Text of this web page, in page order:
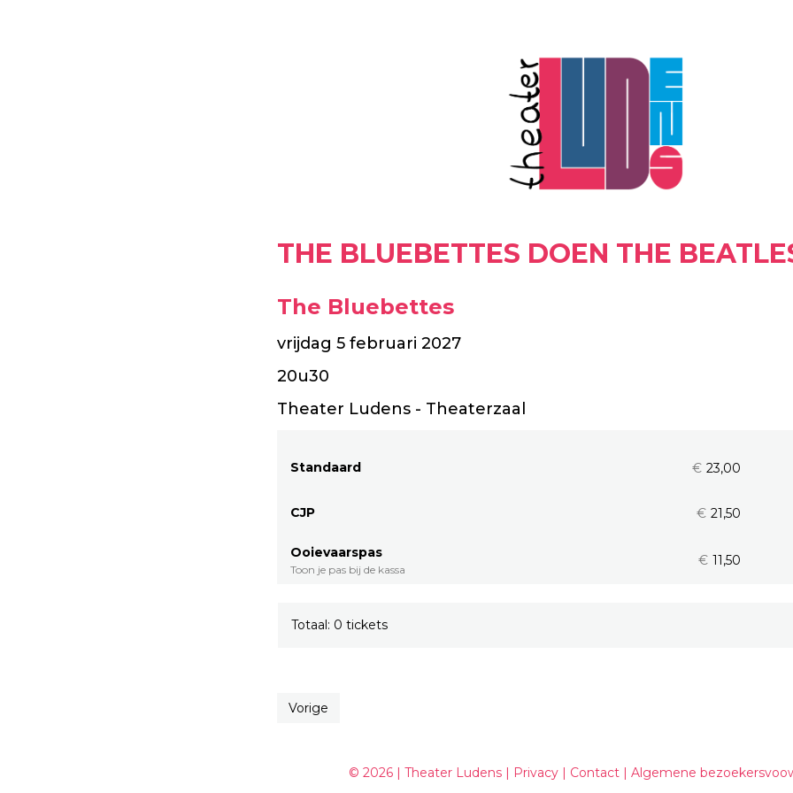
THE BLUEBETTES DOEN THE
The Bluebettes
vrijdag 5 februari 2027
20u30
Theater Ludens - Theaterzaal
Standaard € 23,00
CJP € 21,50
Ooievaarspas
Toon je pas bij de kassa
€ 11,50
Totaal: 0 tickets
Vorige
© 2026 | Theater Ludens | Privacy | Contact | Algemene